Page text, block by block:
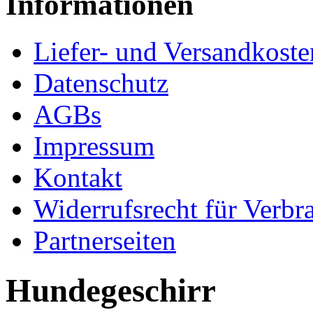
Liefer- und
Datenschutz
AGBs
Impressum
Kontakt
Widerrufsrecht für
Partnerseiten
Hundegeschirr